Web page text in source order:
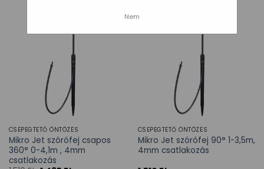
Nem
CSEPEGTETŐ ÖNTÖZÉS
Mikro Jet szórófej csapos
360° 0-4,1m , 4mm
csatlakozás
CSEPEGTETŐ ÖNTÖZÉS
Mikro Jet szórófej 90° 1-3,5m,
4mm csatlakozás